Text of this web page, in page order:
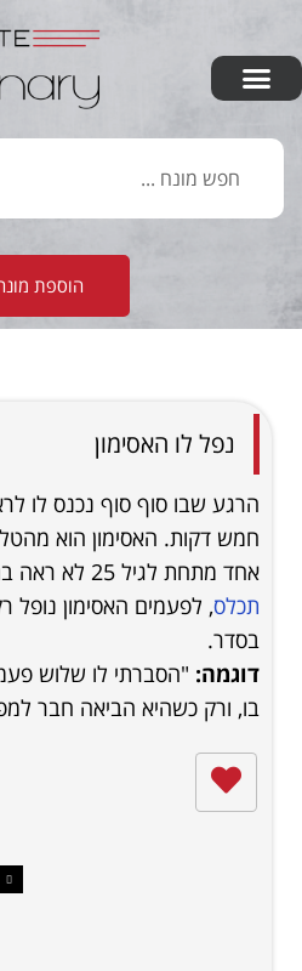
הוספת
נפל לו האסימון
הרגע שבו סוף סוף נכנס לו
חמש דקות. האסימון הוא
אחד מתחת לגיל 25 לא ראה בחיים, אבל הביטוי שרד.
תכלס, לפעמים האסימון נופל
בסדר.
דוגמה: "הסברתי לו שלוש
בו, ורק כשהיא הביאה חבר